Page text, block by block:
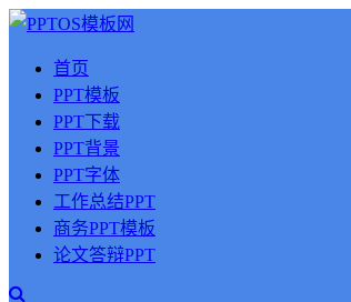
首页
PPT模板
PPT下载
PPT背景
PPT字体
工作总结PPT
商务PPT模板
论文答辩PPT